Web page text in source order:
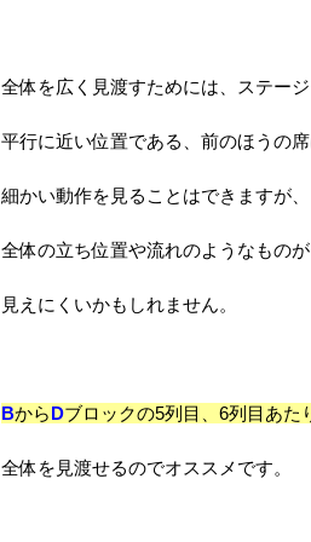
全体を広く見渡すためには、ステージ
平行に近い位置である、前のほうの
細かい動作を見ることはできますが、
全体の立ち位置や流れのようなものが
見えにくいかもしれません。
BからDブロックの5列目、6列目あた
全体を見渡せるのでオススメです。